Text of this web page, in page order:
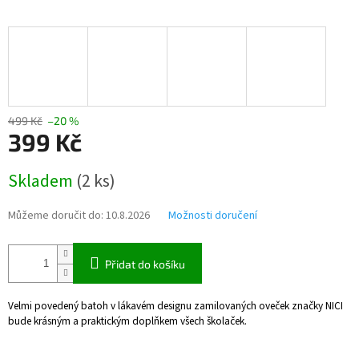
499 Kč –20 %
399 Kč
cena:
Skladem (2 ks)
Můžeme doručit do: 10.8.2026 Možnosti doručení
Přidat do košíku
Velmi povedený batoh v lákavém designu zamilovaných oveček značky NICI
bude krásným a praktickým doplňkem všech školaček.